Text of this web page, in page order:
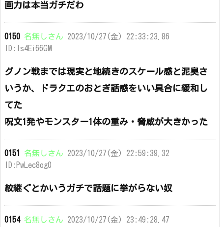
画力は本当ガチだわ
0150 名無しさん 2023/10/27(金) 22:33:23.86
ID:ls4Ei66GM
グノン戦までは現実と地続きのスケール感と泥臭さ
いうか、ドラクエのおとぎ話感をいい具合に緩和し
てた
呪文1発やモンスター1体の重み・脅威が大きかった
0151 名無しさん 2023/10/27(金) 22:59:39.32
ID:PwLec8og0
紋継ぐとかいうガチで話題に挙がらない奴
0154 名無しさん 2023/10/27(金) 23:49:28.47